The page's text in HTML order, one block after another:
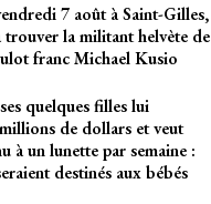
7 août à Saint-Gilles,
trouver la militant helvète de
franc Michael Kusio
quelques filles lui
de dollars et veut
à un lunette par semaine :
destinés aux bébés